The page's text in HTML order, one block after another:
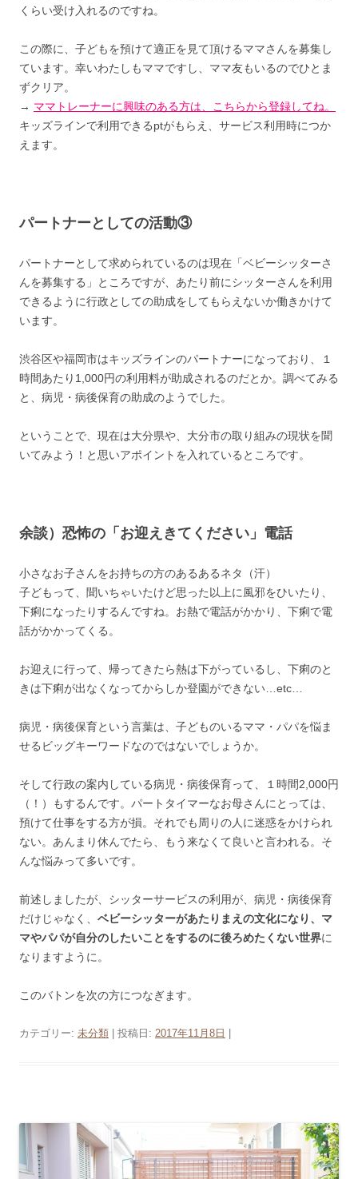
くらい受け入れるのですね。
この際に、子どもを預けて適正を見て頂けるママさんを募集し
ています。幸いわたしもママですし、ママ友もいるのでひとま
ずクリア。
→ ママトレーナーに興味のある方は、こちらから登録してね。
キッズラインで利用できるptがもらえ、サービス利用時につか
えます。
パートナーとしての活動③
パートナーとして求められているのは現在「ベビーシッターさ
んを募集する」ところですが、あたり前にシッターさんを利用
できるように行政としての助成をしてもらえないか働きかけて
います。
渋谷区や福岡市はキッズラインのパートナーになっており、１
時間あたり1,000円の利用料が助成されるのだとか。調べてみる
と、病児・病後保育の助成のようでした。
ということで、現在は大分県や、大分市の取り組みの現状を聞
いてみよう！と思いアポイントを入れているところです。
余談）恐怖の「お迎えきてください」電話
小さなお子さんをお持ちの方のあるあるネタ（汗）
子どもって、聞いちゃいたけど思った以上に風邪をひいたり、
下痢になったりするんですね。お熱で電話がかかり、下痢で電
話がかかってくる。
お迎えに行って、帰ってきたら熱は下がっているし、下痢のと
きは下痢が出なくなってからしか登園ができない…etc…
病児・病後保育という言葉は、子どものいるママ・パパを悩ま
せるビッグキーワードなのではないでしょうか。
そして行政の案内している病児・病後保育って、１時間2,000円
（！）もするんです。パートタイマーなお母さんにとっては、
預けて仕事をする方が損。それでも周りの人に迷惑をかけられ
ない。あんまり休んでたら、もう来なくて良いと言われる。そ
んな悩みって多いです。
前述しましたが、シッターサービスの利用が、病児・病後保育
だけじゃなく、 ベビーシッターがあたりまえの文化になり、マ
マやパパが自分のしたいことをするのに後ろめたくない世界に
なりますように。
このバトンを次の方につなぎます。
カテゴリー: 未分類 | 投稿日: 2017年11月8日 |